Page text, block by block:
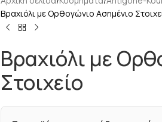
Βραχιόλι με Ορθογώνιο Ασημένιο
Βραχιόλι με
Στοιχείο